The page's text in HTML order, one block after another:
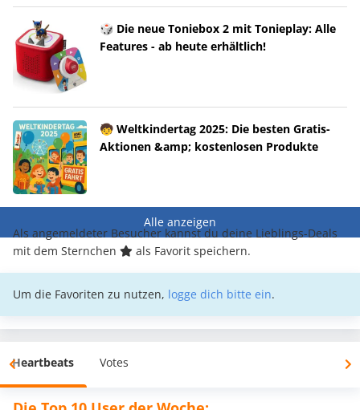
🎲 Die neue Toniebox 2 mit Tonieplay: Alle
Features - ab heute erhältlich!
🧒 Weltkindertag 2025: Die besten Gratis-
Aktionen &amp; kostenlosen Produkte
Alle anzeigen
Als angemeldeter Besucher kannst du deine Lieblings-Deals
mit dem Sternchen
als Favorit speichern.
Um die Favoriten zu nutzen, logge dich bitte ein.
Heartbeats Votes